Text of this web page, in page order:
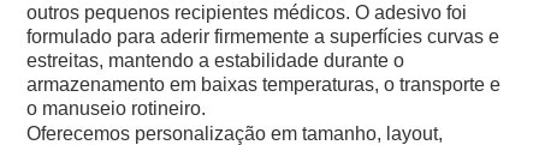
outros pequenos recipientes médicos. O adesivo foi
formulado para aderir firmemente a superfícies curvas e
estreitas, mantendo a estabilidade durante o
armazenamento em baixas temperaturas, o transporte e
o manuseio rotineiro.
Oferecemos personalização em tamanho, layout,